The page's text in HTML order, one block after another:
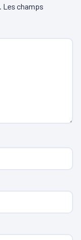
Les champs